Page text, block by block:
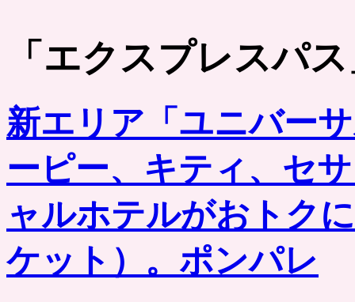
「 エクスプレスパス
新エリア「ユニバー
ーピー、キティ、セ
ャルホテルがおトク
ケット）。ポンパレ